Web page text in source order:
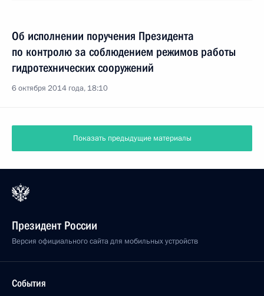
Об исполнении поручения Президента
по контролю за соблюдением режимов работы
гидротехнических сооружений
6 октября 2014 года, 18:10
Показать предыдущие материалы
Президент России
Версия официального сайта для мобильных устройств
События